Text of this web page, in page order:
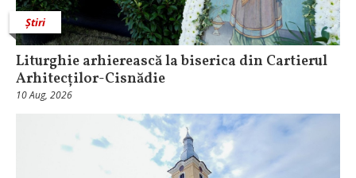
Știri
Liturghie arhierească la biserica din Cartierul
Arhitecților-Cisnădie
10 Aug, 2026